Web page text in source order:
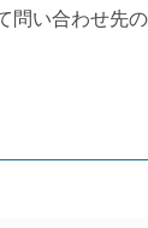
い合わせ先